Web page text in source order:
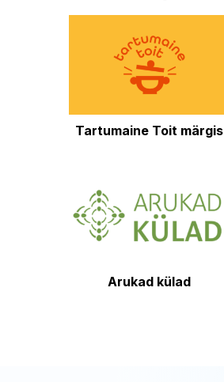
Tartumaine Toit märgis
Arukad külad